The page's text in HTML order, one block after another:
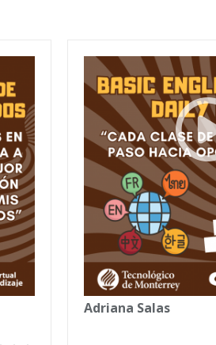
Adriana Salas